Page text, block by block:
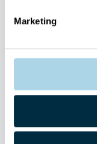
Marketing